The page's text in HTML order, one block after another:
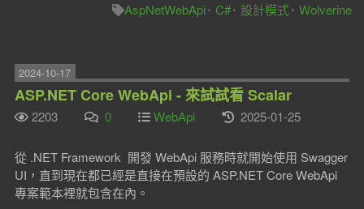
AspNetWebApi
C# 設計模式 Wolverine
2024-10-17
ASP.NET Core WebApi - 來試試看 Scalar
2203 0 WebApi 2025-01-25
從 .NET Framework 開發 WebApi 服務時就開始使用 Swagger
UI，直到現在都已經是直接在預設的 ASP.NET Core WebApi
專案範本裡就包含在內。